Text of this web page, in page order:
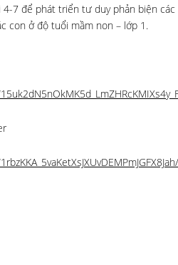
7 để phát triển tư duy phản biện các
con ở độ tuổi mầm non – lớp 1.